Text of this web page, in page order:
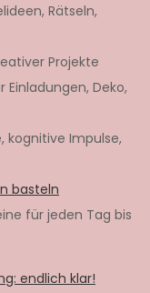
Rätseln,
Projekte
Deko,
kognitive Impulse,
basteln
für jeden Tag bis
endlich klar!